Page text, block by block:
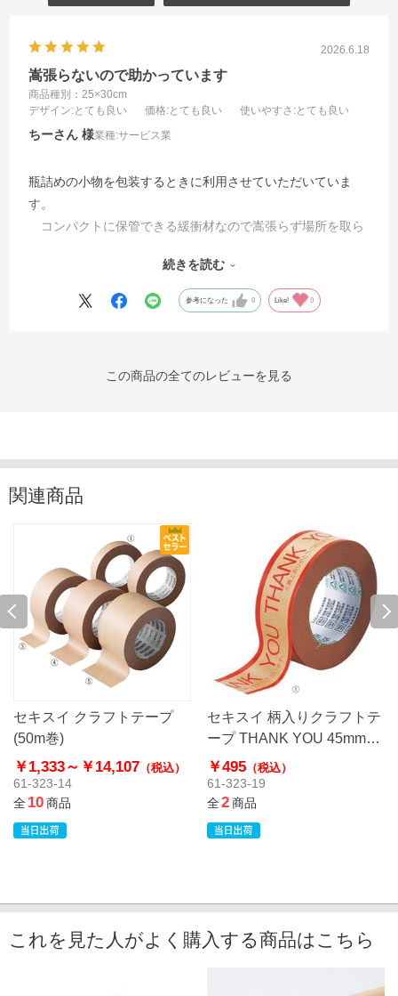
2026.6.18
嵩張らないので助かっています
商品種別：25×30cm
デザイン:とても良い 価格:とても良い 使いやすさ :とても良い
ちーさん 業種:サービス業
瓶詰めの小物を包装するときに利用させていただいていま
す。
コンパクトに保管できる緩衝材なので嵩張らず場所を取ら
続きを読む
参考になった 0 Like! 0
この商品の全てのレビューを見る
関連商品
セキスイ クラフトテープ
(50m巻)
￥1,333～ ￥14,107 （税込）
61-323-14
全10商品
セキスイ 柄入りクラフトテ
ープ THANK YOU 45mm幅
×50m巻
￥495 （税込）
61-323-19
全2商品
これを見た人がよく購入する商品はこちら